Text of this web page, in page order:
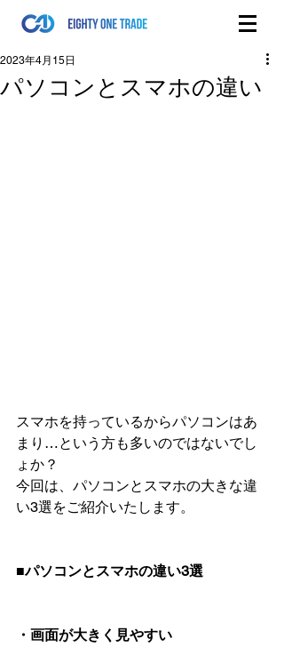
パソコンとスマホの違い
2023年4月15日
スマホを持っているからパソコンはあ
まり…という方も多いのではないでし
ょか？
今回は、パソコンとスマホの大きな違
い3選をご紹介いたします。
■パソコンとスマホの違い3選
・画面が大きく見やすい